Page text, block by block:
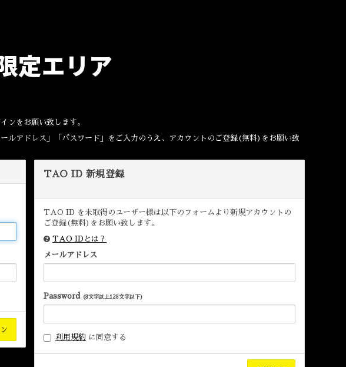
定エリア
ンをお願い致します。
アドレス」「パスワード」をご入力のうえ、アカウントのご登録(無料)をお願い致
TAO ID 新規登録
TAO ID を未取得のユーザー様は以下のフォームより新規アカウントの
ご登録(無料)をお願い致します。
TAO IDとは？
メールアドレス
Password (8文字以上128文字以下)
利用規約 に同意する